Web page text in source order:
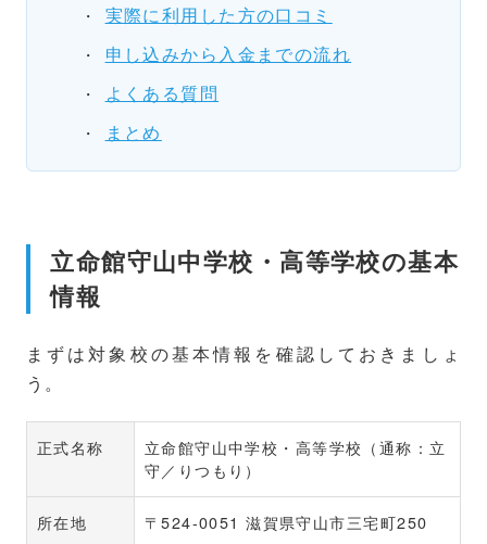
実際に利用した方の口コミ
申し込みから入金までの流れ
よくある質問
まとめ
立命館守山中学校・高等学校の基本
情報
まずは対象校の基本情報を確認しておきましょ
う。
正式名称
立命館守山中学校・高等学校（通称：立
守／りつもり）
所在地 〒524-0051 滋賀県守山市三宅町250